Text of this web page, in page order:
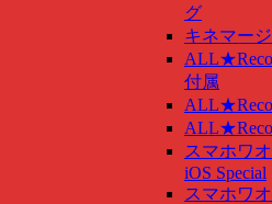
グ
キネマー
付属
スマホワ
iOS Special
スマホワ